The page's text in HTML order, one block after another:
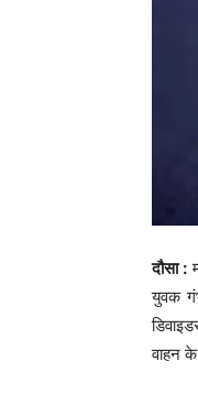
दौसा :
युवक
वाहन